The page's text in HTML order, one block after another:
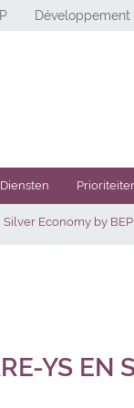
Diensten
Economy by BEP
YS EN